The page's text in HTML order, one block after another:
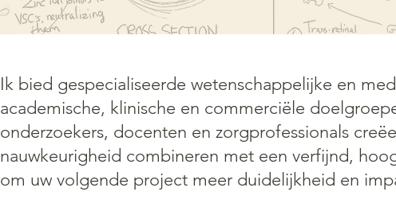
Ik bied gespecialiseerde wetenschappelijke en
academische, klinische en commerciële
onderzoekers, docenten en zorgprofessionals
nauwkeurigheid combineren met een verfijnd,
om uw volgende project meer duidelijkheid en